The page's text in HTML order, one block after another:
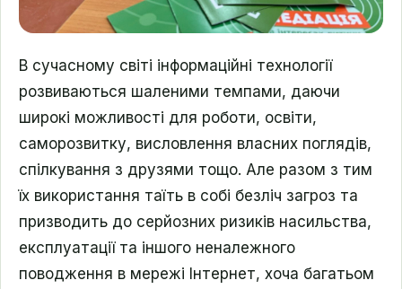
В сучасному світі інформаційні технології
розвиваються шаленими темпами, даючи
широкі можливості для роботи, освіти,
саморозвитку, висловлення власних поглядів,
спілкування з друзями тощо. Але разом з тим
їх використання таїть в собі безліч загроз та
призводить до серйозних ризиків насильства,
експлуатації та іншого неналежного
поводження в мережі Інтернет, хоча багатьом